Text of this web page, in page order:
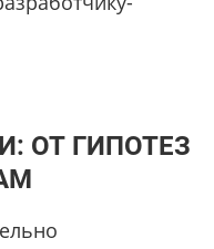
ОТ ГИПОТЕЗ